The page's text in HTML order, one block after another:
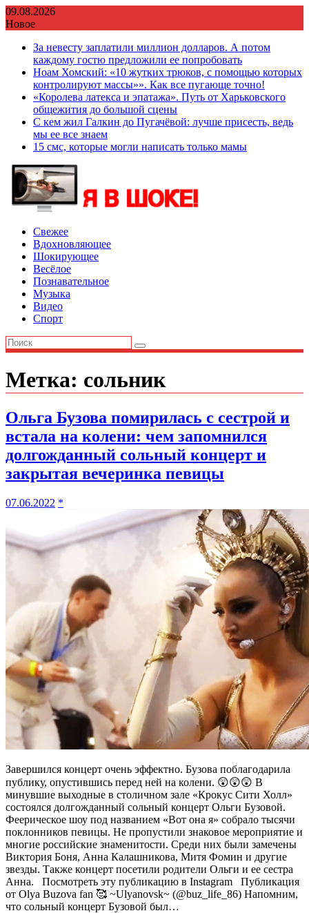
Перейти
к
09.08.2026
Новое
За невесту заплатили миллион долларов. А потом
каждому гостю предложили ее попробовать
Ноам Хомский: «10 жутких трюков, с помощью которых
контролируют массы»». Как все пугающе точно!
«Королева латекса и эпатажа». Путь от Харьковского
общежития до большой сцены
С кем жил Галкин до Пугачёвой: лучше присесть, ведь
мы ее все знаем
15 смс, которые могли написать только мамы
Свежее
Вдохновляющее
Шокирующее
Весёлое
Познавательное
Музыка
Видео
Спорт
Метка: сольник
Ольга Бузова помирилась с сестрой и
встала на колени: чем запомнился
долгожданный сольный концерт и
закрытая вечеринка певицы
07.06.2022 *
Завершился концерт очень эффектно. Бузова поблагодарила
публику, опустившись перед ней на колени. 😲😲😲 В
минувшие выходные в столичном зале «Крокус Сити Холл»
состоялся долгожданный сольный концерт Ольги Бузовой.
Феерическое шоу под названием «Вот она я» собрало тысячи
поклонников певицы. Не пропустили знаковое мероприятие и
многие российские знаменитости. Среди них были замечены
Виктория Боня, Анна Калашникова, Митя Фомин и другие
звезды. Также концерт посетили родители Ольги и ее сестра
Анна. Посмотреть эту публикацию в Instagram Публикация
от Olya Buzova fan 🥰 ~Ulyanovsk~ (@buz_life_86) Напомним,
что сольный концерт Бузовой был…